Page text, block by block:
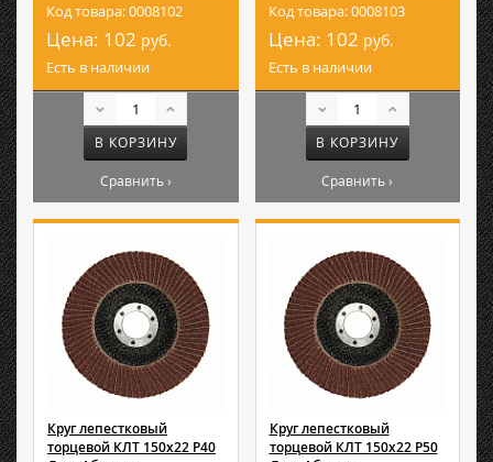
Код товара: 0008102
Цена: 102 руб.
Есть в наличии
В КОРЗИНУ
Сравнить ›
Код товара: 0008103
Цена: 102 руб.
Есть в наличии
В КОРЗИНУ
Сравнить ›
Круг лепестковый
торцевой КЛТ 150х22 Р40
Круг лепестковый
торцевой КЛТ 150х22 Р50